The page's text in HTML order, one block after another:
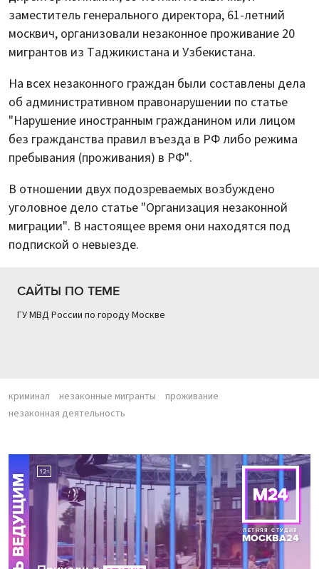
заместитель генерального директора, 61-летний
москвич, организовали незаконное проживание 20
мигрантов из Таджикистана и Узбекистана.
На всех незаконного граждан были составлены дела
об административном правонарушении по статье
"Нарушение иностранным гражданином или лицом
без гражданства правил въезда в РФ либо режима
пребывания (проживания) в РФ".
В отношении двух подозреваемых возбуждено
уголовное дело статье "Организация незаконной
миграции". В настоящее время они находятся под
подпиской о невыезде.
САЙТЫ ПО ТЕМЕ
ГУ МВД России по городу Москве
криминал незаконные мигранты
проживание
незаконная деятельность